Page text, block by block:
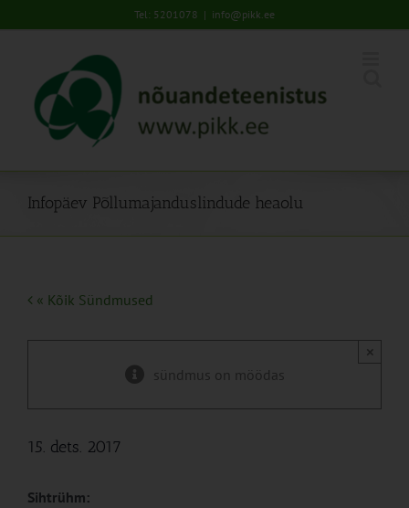
to
Tel: 5201078 | info@pikk.ee
Infopäev Põllumajanduslindude heaolu
« Kõik Sündmused
sündmus on möödas
×
15. dets. 2017
Sihtrühm: